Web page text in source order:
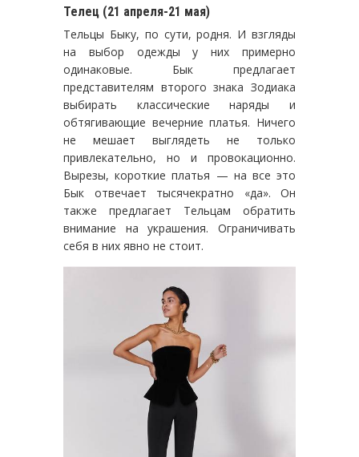
Телец (21 апреля-21 мая)
Тельцы Быку, по сути, родня. И взгляды
на выбор одежды у них примерно
одинаковые. Бык предлагает
представителям второго знака Зодиака
выбирать классические наряды и
обтягивающие вечерние платья. Ничего
не мешает выглядеть не только
привлекательно, но и провокационно.
Вырезы, короткие платья — на все это
Бык отвечает тысячекратно «да». Он
также предлагает Тельцам обратить
внимание на украшения. Ограничивать
себя в них явно не стоит.